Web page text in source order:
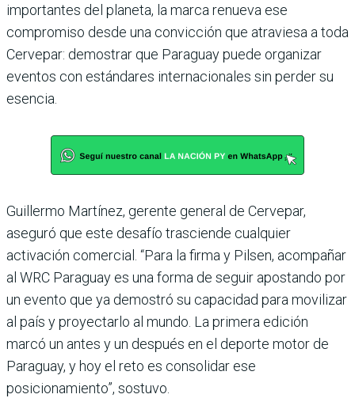
importantes del planeta, la marca renueva ese
compromiso desde una convicción que atraviesa a toda
Cervepar: demostrar que Paraguay puede organizar
eventos con estándares internacionales sin perder su
esencia.
Guillermo Martínez, gerente general de Cervepar,
aseguró que este desafío trasciende cualquier
activación comercial. “Para la firma y Pilsen, acompañar
al WRC Paraguay es una forma de seguir apostando por
un evento que ya demostró su capacidad para movilizar
al país y proyectarlo al mundo. La primera edición
marcó un antes y un después en el deporte motor de
Paraguay, y hoy el reto es consolidar ese
posicionamiento”, sostuvo.